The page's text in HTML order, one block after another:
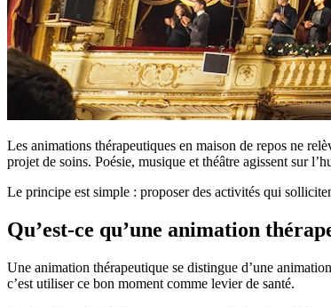
Les animations thérapeutiques en maison de repos ne
projet de soins. Poésie, musique et théâtre agissent sur
Le principe est simple : proposer des activités qui
Qu’est-ce qu’une animation
Une animation thérapeutique se distingue d’une
c’est utiliser ce bon moment comme levier de santé.